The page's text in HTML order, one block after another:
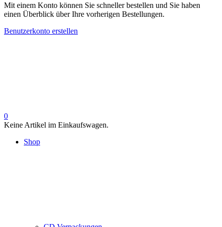
Mit einem Konto können Sie schneller bestellen und Sie haben
einen Überblick über Ihre vorherigen Bestellungen.
Benutzerkonto erstellen
0
Keine Artikel im Einkaufswagen.
Shop